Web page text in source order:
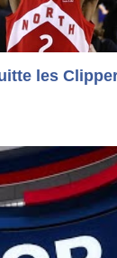
les